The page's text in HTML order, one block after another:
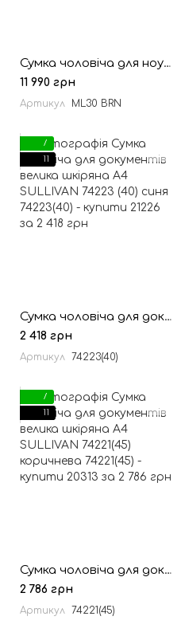
Сумка чоловіча для ноутбука Visconti ML30 Hugo 13 (Brown)
11 990 грн
Артикул ML30 BRN
7
11
Сумка чоловіча для документів велика шкіряна А4 SULLIVAN 74223 (40) синя
2 418 грн
Артикул 74223(40)
7
11
Сумка чоловіча для документів велика шкіряна А4 SULLIVAN 74221(45) коричнева
2 786 грн
Артикул 74221(45)